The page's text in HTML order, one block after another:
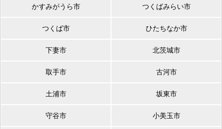
かすみがうら市 つくばみらい市
つくば市 ひたちなか市
下妻市 北茨城市
取手市 古河市
土浦市 坂東市
守谷市 小美玉市